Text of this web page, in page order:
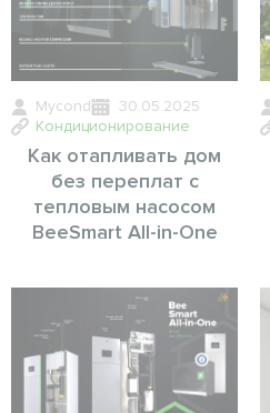
Mycond
30.05.2025
Кондиционирование
Как отапливать дом
без переплат с
тепловым насосом
BeeSmart All-in-One